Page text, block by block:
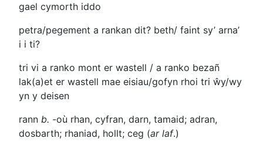
gael cymorth iddo
petra/pegement a rankan dit? beth/ faint sy’ arna’
i i ti?
tri vi a ranko mont er wastell / a ranko bezañ
lak(a)et er wastell mae eisiau/gofyn rhoi tri ŵy/wy
yn y deisen
rann b. -où rhan, cyfran, darn, tamaid; adran,
dosbarth; rhaniad, hollt; ceg (ar laf.)